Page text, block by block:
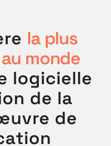
la plus
monde
logicielle
de la
de